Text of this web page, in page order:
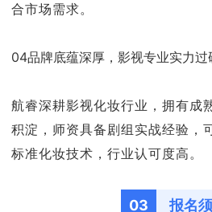
合市场需求。
04品牌底蕴深厚，影视专业实力过
航睿深耕影视化妆行业，拥有成
积淀，师资具备剧组实战经验，
标准化妆技术，行业认可度高。
03 报名